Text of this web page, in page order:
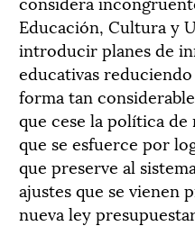
Educación, Cultura y
introducir planes de
educativas
forma tan
que cese la política
que se esfuerce por
que preserve al
ajustes que se vienen
nueva ley